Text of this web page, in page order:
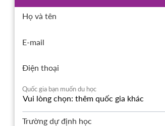
Họ và tên
E-mail
Điện thoại
Quốc gia bạn muốn du học
Trường dự định học